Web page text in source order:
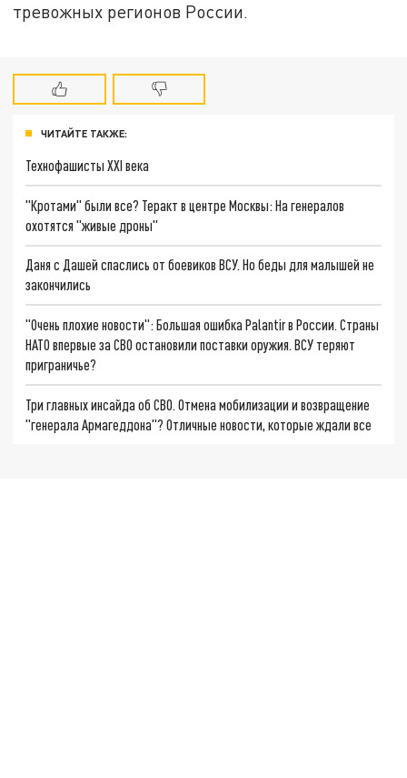
тревожных регионов России.
ЧИТАЙТЕ ТАКЖЕ:
Технофашисты XXI века
"Кротами" были все? Теракт в центре Москвы: На генералов
охотятся "живые дроны"
Даня с Дашей спаслись от боевиков ВСУ. Но беды для малышей не
закончились
"Очень плохие новости": Большая ошибка Palantir в России. Страны
НАТО впервые за СВО остановили поставки оружия. ВСУ теряют
приграничье?
Три главных инсайда об СВО. Отмена мобилизации и возвращение
"генерала Армагеддона"? Отличные новости, которые ждали все